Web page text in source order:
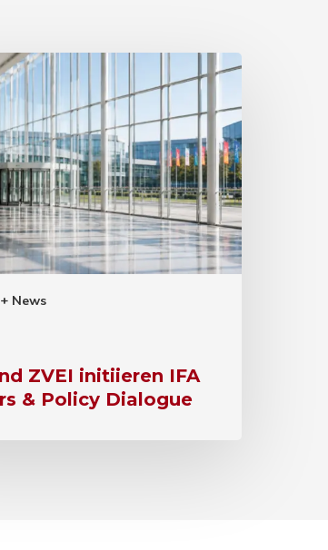
+ News
ZVEI initiieren IFA
& Policy Dialogue